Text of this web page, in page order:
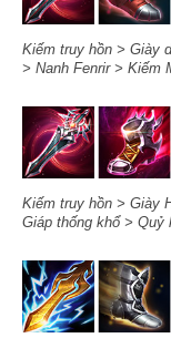
Kiếm truy hồn > Giày
> Nanh Fenrir > Kiếm
Kiếm truy hồn > Giày
Giáp thống khổ > Quỷ